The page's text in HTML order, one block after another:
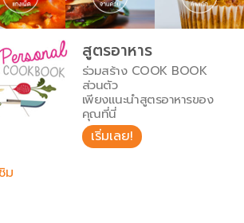
หน่วยการตวง
อุณหภูมิ
น้ำหนักวัตถุดิบ
สูตรอาหาร
ร่วมสร้าง COOK BOOK
ส่วนตัว
เพียงแนะนำสูตรอาหารของ
คุณที่นี่
เริ่มเลย!
ม